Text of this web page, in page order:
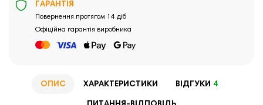
ГАРАНТІЯ
Повернення протягом 14 діб
Офіційна гарантія виробника
ОПИС ХАРАКТЕРИСТИКИ ВІДГУКИ 4